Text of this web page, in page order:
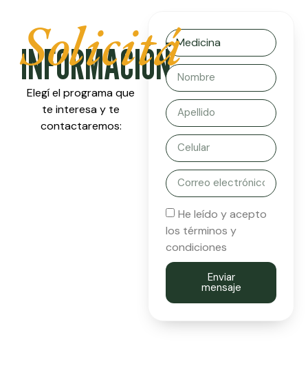
Solicitá
INFORMACIÓN
Elegí el programa que
te interesa y te
contactaremos:
He leído y acepto
los términos y
condiciones
Enviar
mensaje